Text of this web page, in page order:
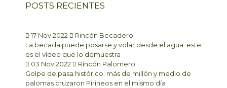
POSTS RECIENTES
17 Nov 2022
Rincón Becadero
La becada puede posarse y volar desde el agua: este
es el vídeo que lo demuestra
03 Nov 2022
Rincón Palomero
Golpe de pasa histórico: más de millón y medio de
palomas cruzaron Pirineos en el mismo día